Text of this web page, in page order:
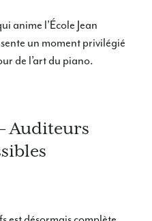
anime l’École Jean
un moment privilégié
de l’art du piano.
Auditeurs